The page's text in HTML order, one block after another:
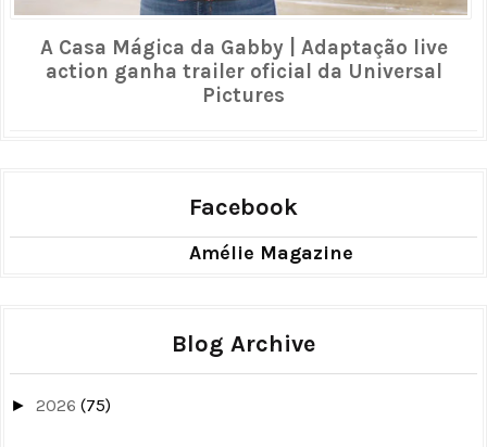
A Casa Mágica da Gabby | Adaptação live
action ganha trailer oficial da Universal
Pictures
Facebook
Amélie Magazine
Blog Archive
► 2026 (75)